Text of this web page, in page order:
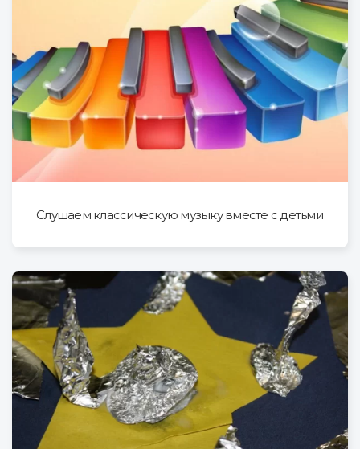
Cлушаем классическую музыку вместе с детьми